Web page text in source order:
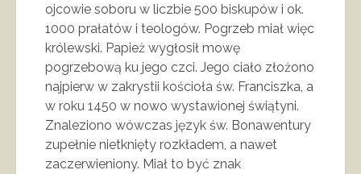
ojcowie soboru w liczbie 500 biskupów i ok.
1000 prałatów i teologów. Pogrzeb miał więc
królewski. Papież wygłosił mowę
pogrzebową ku jego czci. Jego ciało złożono
najpierw w zakrystii kościoła św. Franciszka, a
w roku 1450 w nowo wystawionej świątyni.
Znaleziono wówczas język św. Bonawentury
zupełnie nietknięty rozkładem, a nawet
zaczerwieniony. Miał to być znak